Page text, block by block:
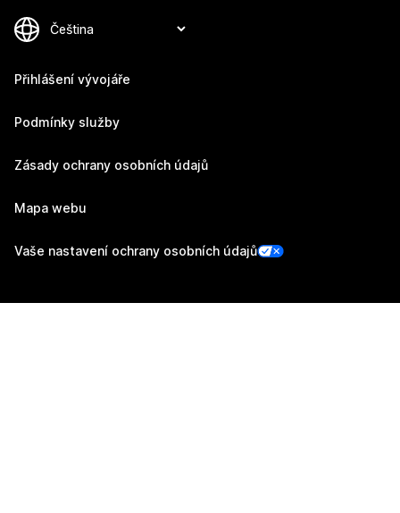
Přihlášení vývojáře
Podmínky služby
Zásady ochrany osobních údajů
Mapa webu
Vaše nastavení ochrany osobních údajů